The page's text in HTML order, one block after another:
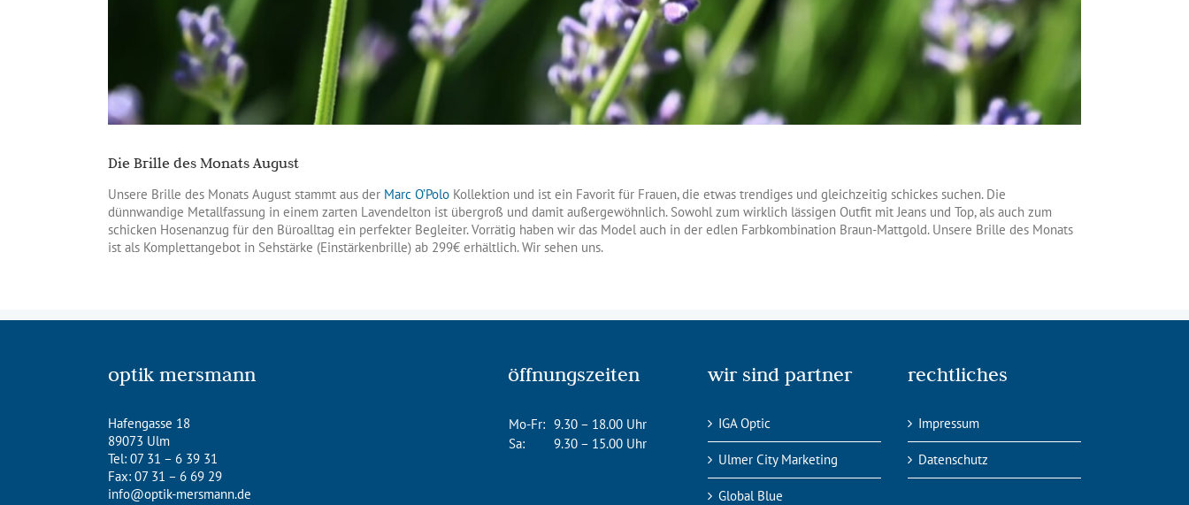
Die Brille des Monats August
Unsere Brille des Monats August stammt aus der Marc O’Polo Kollektion und ist ein Favorit für Frauen, die etwas trendiges und gleichzeitig schickes suchen. Die
dünnwandige Metallfassung in einem zarten Lavendelton ist übergroß und damit außergewöhnlich. Sowohl zum wirklich lässigen Outfit mit Jeans und Top, als auch zum
schicken Hosenanzug für den Büroalltag ein perfekter Begleiter. Vorrätig haben wir das Model auch in der edlen Farbkombination Braun-Mattgold. Unsere Brille des Monats
ist als Komplettangebot in Sehstärke (Einstärkenbrille) ab 299€ erhältlich. Wir sehen uns.
optik mersmann
Hafengasse 18
89073 Ulm
Tel: 07 31 – 6 39 31
Fax: 07 31 – 6 69 29
info@optik-mersmann.de
öffnungszeiten
Mo-Fr: 9.30 – 18.00 Uhr
Sa:
9.30 – 15.00 Uhr
wir sind partner
IGA Optic
Ulmer City Marketing
Global Blue
rechtliches
Impressum
Datenschutz